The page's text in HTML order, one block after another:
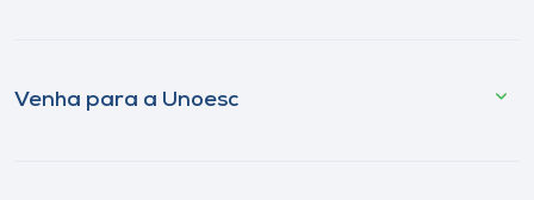
Venha para a Unoesc